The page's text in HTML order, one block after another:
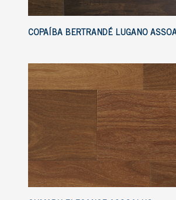
COPAÍBA BERTRANDÉ LUGANO